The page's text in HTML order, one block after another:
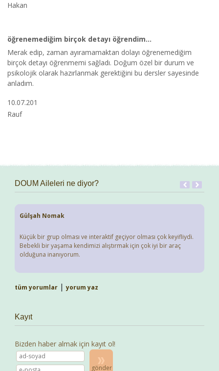
Hakan
öğrenemediğim birçok detayı öğrendim...
Merak edip, zaman ayıramamaktan dolayı öğrenemediğim
birçok detayı öğrenmemi sağladı. Doğum özel bir durum ve
psikolojik olarak hazırlanmak gerektiğini bu dersler sayesinde
anladım.
10.07.201
Rauf
DOUM Aileleri ne diyor?
Gülşah Nomak
Küçük bir grup olması ve interaktif geçiyor olması çok keyifliydi.
Bebekli bir yaşama kendimizi alıştırmak için çok iyi bir araç
olduğuna inanıyorum.
tüm yorumlar |yorum yaz
Kayıt
Bizden haber almak için kayıt ol!
gönder